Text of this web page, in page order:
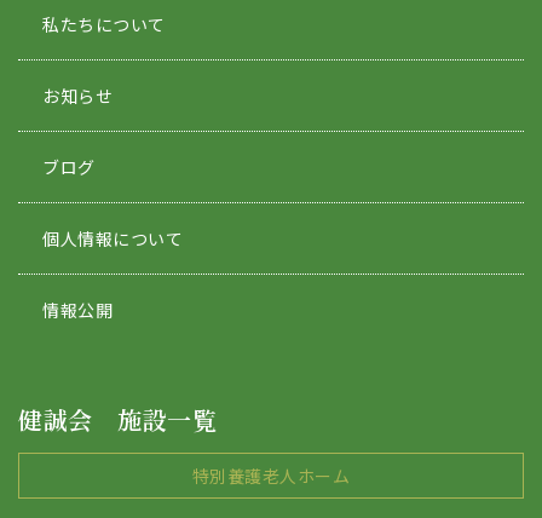
私たちについて
お知らせ
ブログ
個人情報について
情報公開
健誠会 施設一覧
特別養護老人ホーム